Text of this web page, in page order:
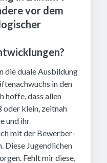
vor dem
die duale Ausbildung
in den
hoffe, dass allen
oder klein, zeitnah
und ihr
mit der Bewerber-
Diese Jugendlichen
Fehlt mir diese,